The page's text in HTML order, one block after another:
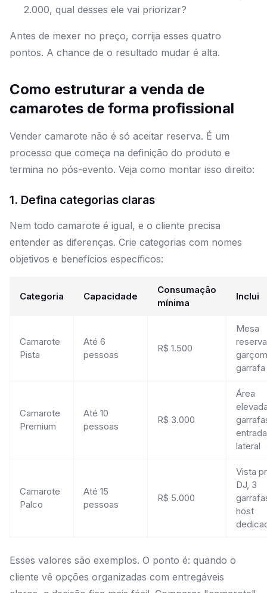
2.000, qual desses ele vai priorizar?
Antes de mexer no preço, corrija esses quatro
pontos. A chance de o resultado mudar é alta.
Como estruturar a venda de
camarotes de forma profissional
Vender camarote não é só aceitar reserva. É um
processo que começa na definição do produto e
termina no pós-evento. Veja como montar isso direito:
1. Defina categorias claras
Nem todo camarote é igual, e o cliente precisa
entender as diferenças. Crie categorias com nomes
objetivos e benefícios específicos:
Categoria Capacidade
Consumação
mínima
Inclui
Camarote
Pista
Até 6
pessoas
R$ 1.500
Mesa
garrafa
Camarote
Premium
Até 10
pessoas
R$ 3.000
Área
entrada
lateral
Camarote
Palco
Até 15
pessoas
R$ 5.000
Vista
DJ, 3
host
Esses valores são exemplos. O ponto é: quando o
cliente vê opções organizadas com entregáveis